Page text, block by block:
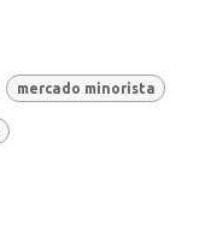
mercado minorista